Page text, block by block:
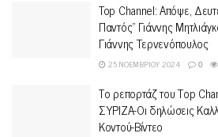
Top Channel: Απόψε,
Παντός” Γιάννης
Γιάννης Τερνενόπουλος
25 ΝΟΕΜΒΡΊΟΥ 2024 0
Tο ρεπορτάζ του Τοp
ΣΥΡΙΖΑ-Οι δηλώσεις
Κοντού-Βίντεο